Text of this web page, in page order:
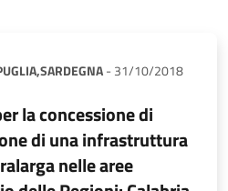
SARDEGNA- 31/10/2018
la concessione di
di una infrastruttura
nelle aree